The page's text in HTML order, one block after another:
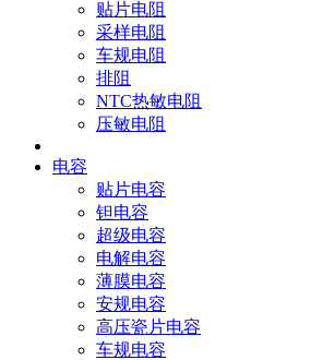
贴片电阻
采样电阻
车规电阻
排阻
NTC热敏电阻
压敏电阻
电容
贴片电容
钽电容
超级电容
电解电容
薄膜电容
安规电容
高压瓷片电容
车规电容